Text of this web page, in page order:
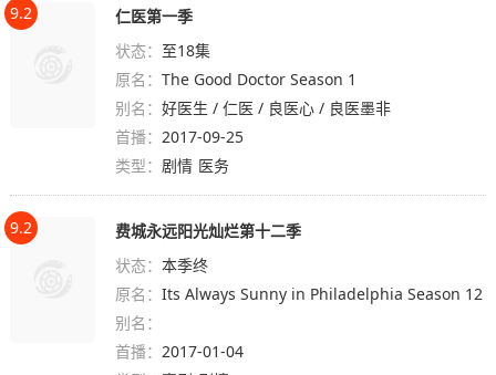
9.2
仁医第一季
状态： 至18集
原名：The Good Doctor Season 1
别名：好医生 / 仁医 / 良医心 / 良医墨非
首播：2017-09-25
类型：剧情 医务
9.2
费城永远阳光灿烂第十二季
状态：本季终
原名：Its Always Sunny in Philadelphia Season 12
别名：
首播： 2017-01-04